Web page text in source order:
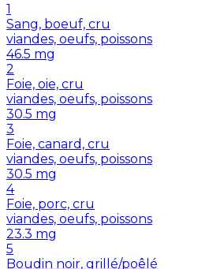
1
Sang, boeuf, cru
viandes, oeufs, poissons
46.5 mg
2
Foie, oie, cru
viandes, oeufs, poissons
30.5 mg
3
Foie, canard, cru
viandes, oeufs, poissons
30.5 mg
4
Foie, porc, cru
viandes, oeufs, poissons
23.3 mg
5
Boudin noir, grillé/poêlé